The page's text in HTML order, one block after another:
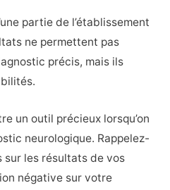
partie de l’établissement
ne permettent pas
précis, mais ils
un outil précieux lorsqu’on
neurologique. Rappelez-
sur les résultats de vos
négative sur votre